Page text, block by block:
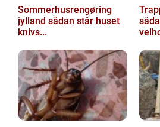
Sommerhusrengøring
jylland sådan står huset
knivs...